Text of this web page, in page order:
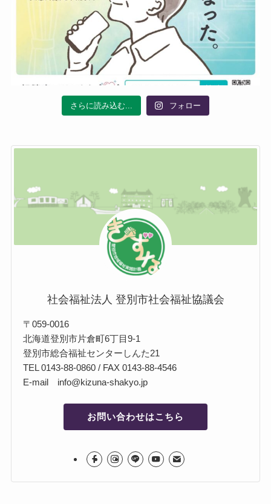
さらに読み込む... フォロー
社会福祉法人 登別市社会福祉協議会
〒059-0016
北海道登別市片倉町6丁目9-1
登別市総合福祉センターしんた21
TEL 0143-88-0860 / FAX 0143-88-4546
E-mail info@kizuna-shakyo.jp
お問い合わせはこちら